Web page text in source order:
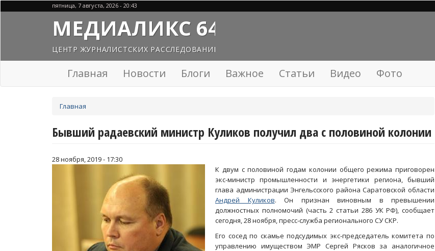
пятница, 7 августа, 2026 - 20:43
МЕДИАЛИКС 64
ЦЕНТР ЖУРНАЛИСТСКИХ РАССЛЕДОВАНИЙ
Главная Новости Блоги Важное Статьи Видео Фото
здесь
Главная
Бывший радаевский министр Куликов получил два с половиной колонии
28 ноября, 2019 - 17:30
К двум с половиной годам колонии общего режима приговорен
экс-министр промышленности и энергетики региона, бывший
глава администрации Энгельсского района Саратовской области
Андрей Куликов. Он признан виновным в превышении
должностных полномочий (часть 2 статьи 286 УК РФ), сообщает
сегодня, 28 ноября, пресс-служба регионального СУ СКР.
Его сосед по скамье подсудимых экс-председатель комитета по
управлению имуществом ЭМР Сергей Рясков за аналогичное